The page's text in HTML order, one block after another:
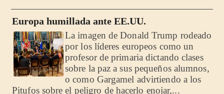
Europa humillada ante EE.UU.
La imagen de Donald Trump rodeado
por los líderes europeos como un
profesor de primaria dictando clases
sobre la paz a sus pequeños alumnos,
o como Gargamel advirtiendo a los
Pitufos sobre el peligro de hacerlo enojar,...